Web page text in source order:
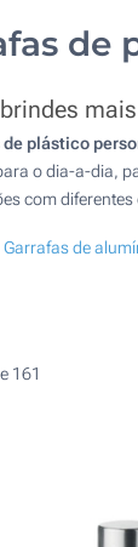
de
de plástico
o dia-a-dia,
com
Garrafas de
161